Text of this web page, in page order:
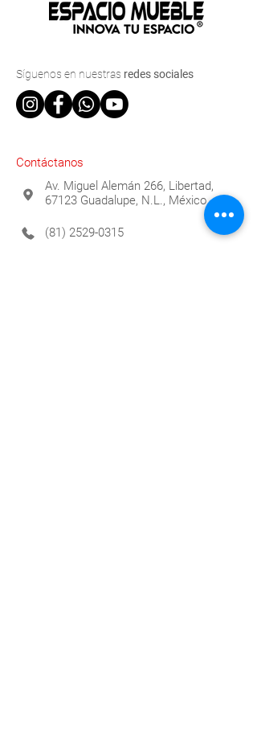
Síguenos en nuestras redes sociales
Contáctanos
Av. Miguel Alemán 266, Libertad,
67123 Guadalupe, N.L., México
(81) 2529-0315